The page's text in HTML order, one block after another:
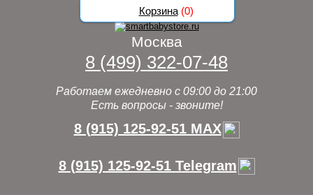
Москва
8 (499) 322-07-48
Работаем ежедневно с 09:00 до 21:00
Есть вопросы - звоните!
8 (915) 125-92-51 MAX
8 (915) 125-92-51 Telegram
Корзина(0)